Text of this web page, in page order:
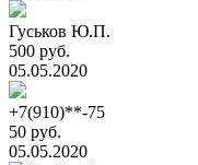
Гуськов Ю.П.
500 руб.
05.05.2020
+7(910)**-75
50 руб.
05.05.2020